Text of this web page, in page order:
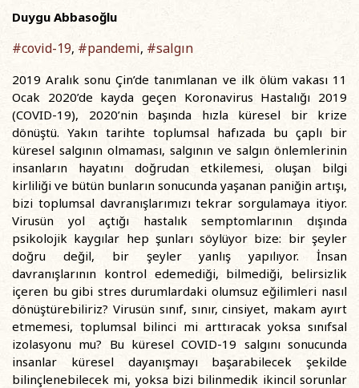
Duygu Abbasoğlu
#covid-19, #pandemi, #salgın
2019 Aralık sonu Çin’de tanımlanan ve ilk ölüm vakası 11
Ocak 2020’de kayda geçen Koronavirus Hastalığı 2019
(COVID-19), 2020’nin başında hızla küresel bir krize
dönüştü. Yakın tarihte toplumsal hafızada bu çaplı bir
küresel salgının olmaması, salgının ve salgın önlemlerinin
insanların hayatını doğrudan etkilemesi, oluşan bilgi
kirliliği ve bütün bunların sonucunda yaşanan paniğin artışı,
bizi toplumsal davranışlarımızı tekrar sorgulamaya itiyor.
Virusün yol açtığı hastalık semptomlarının dışında
psikolojik kaygılar hep şunları söylüyor bize: bir şeyler
doğru değil, bir şeyler yanlış yapılıyor. İnsan
davranışlarının kontrol edemediği, bilmediği, belirsizlik
içeren bu gibi stres durumlardaki olumsuz eğilimleri nasıl
dönüştürebiliriz? Virusün sınıf, sınır, cinsiyet, makam ayırt
etmemesi, toplumsal bilinci mi arttıracak yoksa sınıfsal
izolasyonu mu? Bu küresel COVID-19 salgını sonucunda
insanlar küresel dayanışmayı başarabilecek şekilde
bilinçlenebilecek mi, yoksa bizi bilinmedik ikincil sorunlar